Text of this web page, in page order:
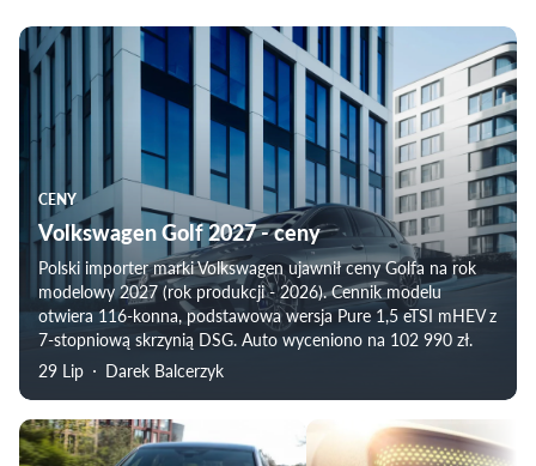
CENY
Volkswagen Golf 2027 - ceny
Polski importer marki Volkswagen ujawnił ceny Golfa na rok
modelowy 2027 (rok produkcji - 2026). Cennik modelu
otwiera 116-konna, podstawowa wersja Pure 1,5 eTSI mHEV z
7-stopniową skrzynią DSG. Auto wyceniono na 102 990 zł.
29 Lip
Darek Balcerzyk